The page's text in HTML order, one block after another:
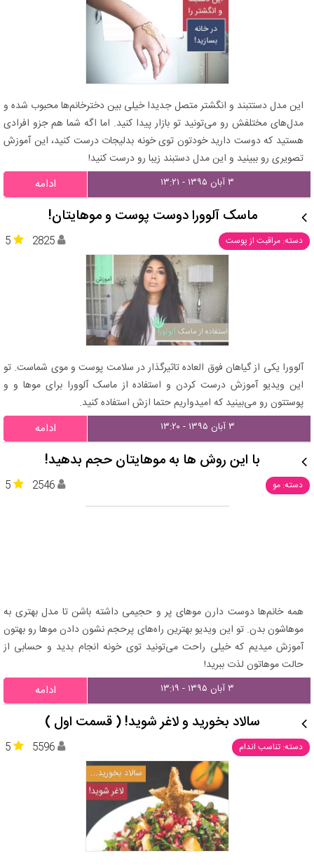
این مدل دستتبند و انگشتر متصل جدیدا خیلی بین دخترخانم‌ها محبوب شده و
مدل‌های مختلفش رو می‌تونید تو بازار پیدا کنید. اما اگه شما هم جزو افرادی
هستید که دوست دارید خودتون توی خونه بدلیجات درست کنید، این آموزش
تصویری رو ببینید و این مدل دستبند زیبا رو درست کنید!
۳ آبان ۱۳۹۵ - ۱۳:۲۱ ادامه
ماسک آلوورا دوست پوست و موهایتان!
دسته: مراقبت از پوست 5 2825
آلوورا یکی از گیاهان فوق العاده تاثیرگذار در سلامت پوست و موی شماست. تو
این ویدیو آموزش درست کردن و استفاده از ماسک آلوورا برای موها و و
پوستتون رو می‌بینید که امیدواریم حتما ازش استفاده کنید.
۳ آبان ۱۳۹۵ - ۱۳:۲۰ ادامه
با این روش ها به موهایتان حجم بدهید!
دسته: مو 5 2546
همه خانم‌ها دوست دارن موهای پر و حجیمی داشته باشن تا مدل بهتری به
موهاشون بدن. تو این ویدیو بهترین راه‌های پرحجم نشون دادن موها رو بهتون
آموزش میدیم که خیلی راحت می‌تونید توی خونه انجام بدید و حسابی از
حالت موهاتون لذت ببرید!
۳ آبان ۱۳۹۵ - ۱۳:۱۹ ادامه
سالاد بخورید و لاغر شوید! ( قسمت اول )
دسته: تناسب اندام 5 5596